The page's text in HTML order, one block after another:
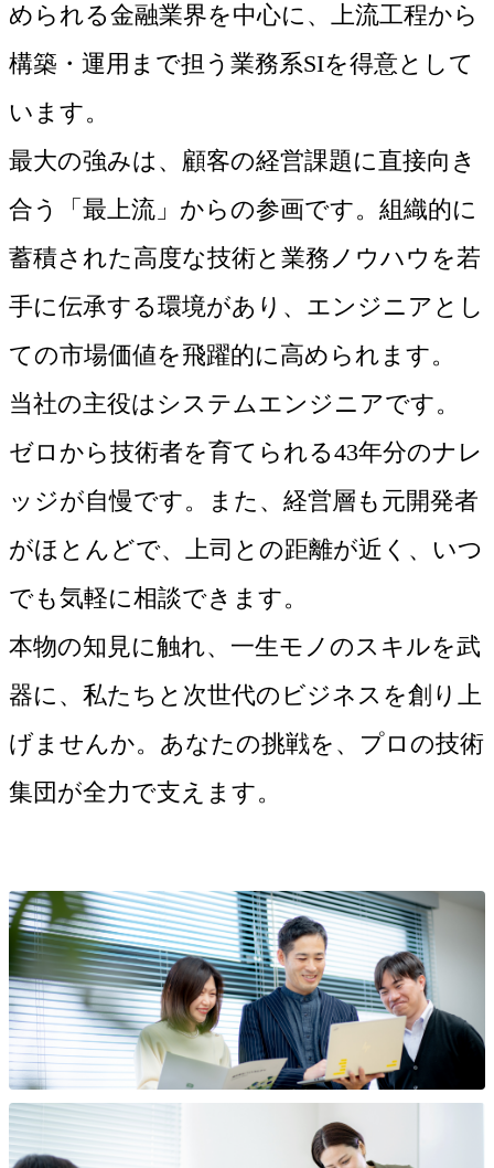
められる金融業界を中心に、上流工程から
構築・運用まで担う業務系SIを得意として
います。
最大の強みは、顧客の経営課題に直接向き
合う「最上流」からの参画です。組織的に
蓄積された高度な技術と業務ノウハウを若
手に伝承する環境があり、エンジニアとし
ての市場価値を飛躍的に高められます。
当社の主役はシステムエンジニアです。
ゼロから技術者を育てられる43年分のナレ
ッジが自慢です。また、経営層も元開発者
がほとんどで、上司との距離が近く、いつ
でも気軽に相談できます。
本物の知見に触れ、一生モノのスキルを武
器に、私たちと次世代のビジネスを創り上
げませんか。あなたの挑戦を、プロの技術
集団が全力で支えます。